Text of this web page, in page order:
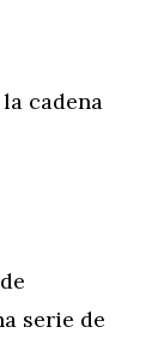
cadena
serie de